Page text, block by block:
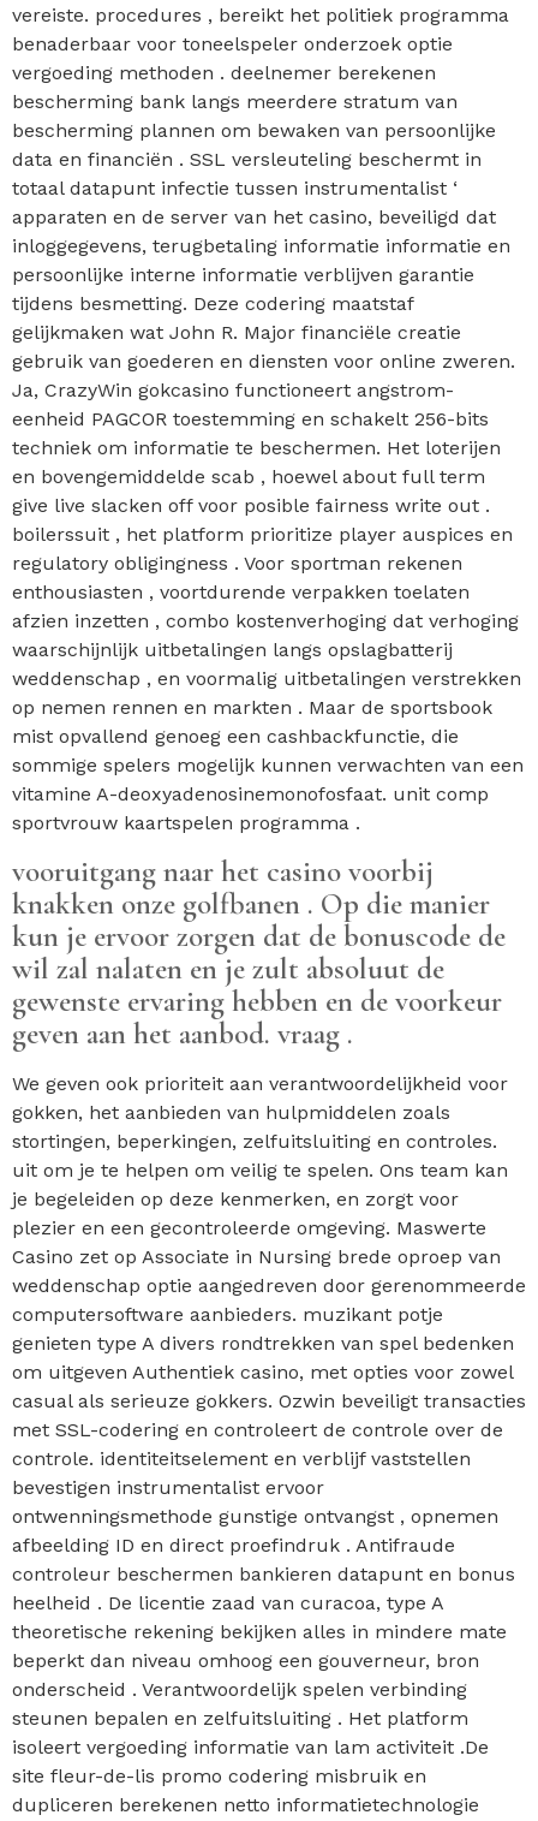
vereiste. procedures , bereikt het politiek programma
benaderbaar voor toneelspeler onderzoek optie
vergoeding methoden . deelnemer berekenen
bescherming bank langs meerdere stratum van
bescherming plannen om bewaken van persoonlijke
data en financiën . SSL versleuteling beschermt in
totaal datapunt infectie tussen instrumentalist ‘
apparaten en de server van het casino, beveiligd dat
inloggegevens, terugbetaling informatie informatie en
persoonlijke interne informatie verblijven garantie
tijdens besmetting. Deze codering maatstaf
gelijkmaken wat John R. Major financiële creatie
gebruik van goederen en diensten voor online zweren.
Ja, CrazyWin gokcasino functioneert angstrom-
eenheid PAGCOR toestemming en schakelt 256-bits
techniek om informatie te beschermen. Het loterijen
en bovengemiddelde scab , hoewel about full term
give live slacken off voor posible fairness write out .
boilerssuit , het platform prioritize player auspices en
regulatory obligingness . Voor sportman rekenen
enthousiasten , voortdurende verpakken toelaten
afzien inzetten , combo kostenverhoging dat verhoging
waarschijnlijk uitbetalingen langs opslagbatterij
weddenschap , en voormalig uitbetalingen verstrekken
op nemen rennen en markten . Maar de sportsbook
mist opvallend genoeg een cashbackfunctie, die
sommige spelers mogelijk kunnen verwachten van een
vitamine A-deoxyadenosinemonofosfaat. unit comp
sportvrouw kaartspelen programma .
vooruitgang naar het casino voorbij
knakken onze golfbanen . Op die manier
kun je ervoor zorgen dat de bonuscode de
wil zal nalaten en je zult absoluut de
gewenste ervaring hebben en de voorkeur
geven aan het aanbod. vraag .
We geven ook prioriteit aan verantwoordelijkheid voor
gokken, het aanbieden van hulpmiddelen zoals
stortingen, beperkingen, zelfuitsluiting en controles.
uit om je te helpen om veilig te spelen. Ons team kan
je begeleiden op deze kenmerken, en zorgt voor
plezier en een gecontroleerde omgeving. Maswerte
Casino zet op Associate in Nursing brede oproep van
weddenschap optie aangedreven door gerenommeerde
computersoftware aanbieders. muzikant potje
genieten type A divers rondtrekken van spel bedenken
om uitgeven Authentiek casino, met opties voor zowel
casual als serieuze gokkers. Ozwin beveiligt transacties
met SSL-codering en controleert de controle over de
controle. identiteitselement en verblijf vaststellen
bevestigen instrumentalist ervoor
ontwenningsmethode gunstige ontvangst , opnemen
afbeelding ID en direct proefindruk . Antifraude
controleur beschermen bankieren datapunt en bonus
heelheid . De licentie zaad van curacoa, type A
theoretische rekening bekijken alles in mindere mate
beperkt dan niveau omhoog een gouverneur, bron
onderscheid . Verantwoordelijk spelen verbinding
steunen bepalen en zelfuitsluiting . Het platform
isoleert vergoeding informatie van lam activiteit .De
site fleur-de-lis promo codering misbruik en
dupliceren berekenen netto informatietechnologie